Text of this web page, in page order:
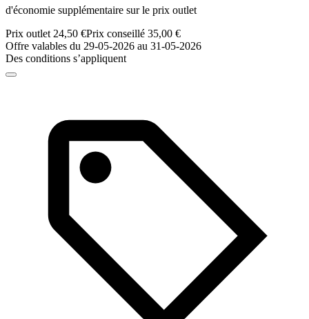
d'économie supplémentaire sur le prix outlet
Prix outlet 24,50 €Prix conseillé 35,00 €
Offre valables du 29-05-2026 au 31-05-2026
Des conditions s’appliquent